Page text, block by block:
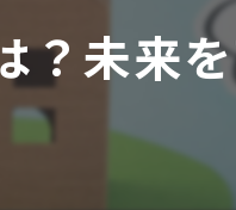
児
働
？未来